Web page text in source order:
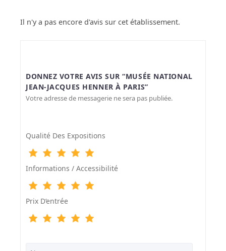
Il n'y a pas encore d'avis sur cet établissement.
DONNEZ VOTRE AVIS SUR “MUSÉE NATIONAL
JEAN-JACQUES HENNER À PARIS”
Votre adresse de messagerie ne sera pas publiée.
Qualité Des Expositions
Informations / Accessibilité
Prix D‘entrée